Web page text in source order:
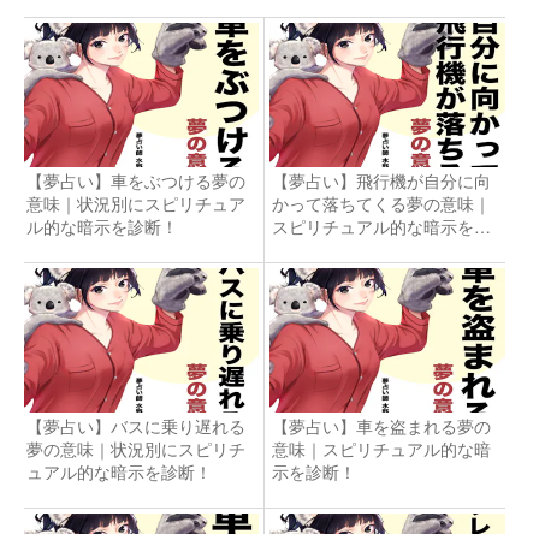
【夢占い】車をぶつける夢の
意味｜状況別にスピリチュア
ル的な暗示を診断！
【夢占い】飛行機が自分に向
かって落ちてくる夢の意味｜
スピリチュアル的な暗示を診
【夢占い】バスに乗り遅れる
夢の意味｜状況別にスピリチ
ュアル的な暗示を診断！
【夢占い】車を盗まれる夢の
意味｜スピリチュアル的な暗
示を診断！